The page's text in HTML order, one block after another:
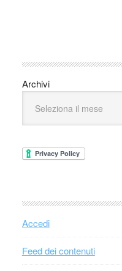
Archivi
Accedi
Feed dei contenuti